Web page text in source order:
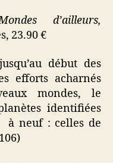
d’ailleurs,
23.90 €
début des
efforts acharnés
mondes, le
identifiées
à neuf : celles de